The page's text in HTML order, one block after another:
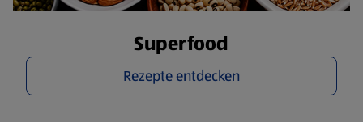
Superfood
Rezepte entdecken